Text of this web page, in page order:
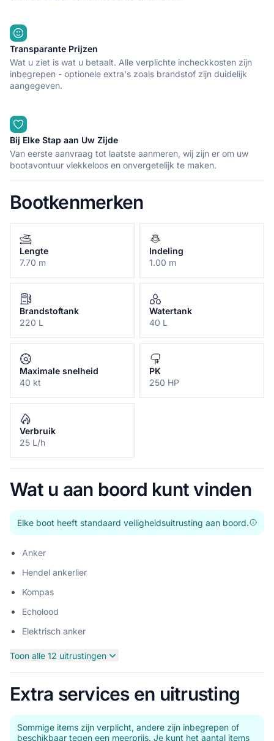
Transparante Prijzen
Wat u ziet is wat u betaalt. Alle verplichte incheckkosten zijn
inbegrepen - optionele extra's zoals brandstof zijn duidelijk
aangegeven.
Bij Elke Stap aan Uw Zijde
Van eerste aanvraag tot laatste aanmeren, wij zijn er om uw
bootavontuur vlekkeloos en onvergetelijk te maken.
Bootkenmerken
Lengte
7.70 m
Indeling
1.00 m
Brandstoftank
220 L
Watertank
40 L
Maximale snelheid
40 kt
PK
250 HP
Verbruik
25 L/h
Wat u aan boord kunt vinden
Elke boot heeft standaard veiligheidsuitrusting aan boord.
Anker
Hendel ankerlier
Kompas
Echolood
Elektrisch anker
Toon alle 12 uitrustingen
Extra services en uitrusting
Sommige items zijn verplicht, andere zijn inbegrepen of
beschikbaar tegen een meerprijs. Je kunt het aantal items